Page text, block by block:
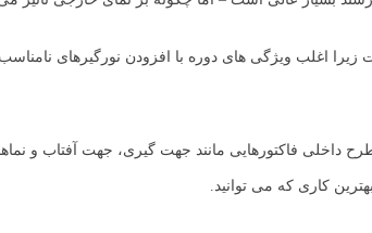
اغلب ویژگی های دوره با افزودن نورگیرهای
فاکتورهایی مانند جهت گیری، جهت آفتاب و
کاری که می توانید.